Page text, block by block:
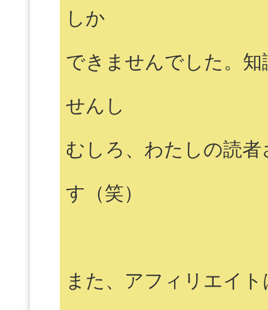
しか
できませんでした。
せんし
むしろ、わたしの読
す（笑）
また、アフィリエイ